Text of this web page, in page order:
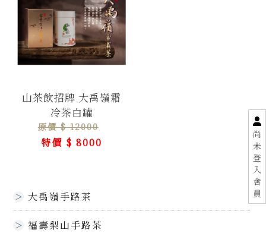
尚
未
登
入
會
員
大禹嶺手路茶
福壽梨山手路茶
山茶飲招牌 大禹嶺霜
冷茶白罐
原價 $ 12000
特價 $ 8000